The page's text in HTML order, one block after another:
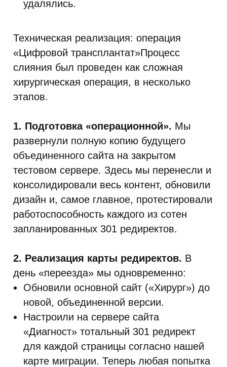
удалялись.
Техническая реализация: операция
«Цифровой трансплантат»Процесс
слияния был проведен как сложная
хирургическая операция, в несколько
этапов.
1. Подготовка «операционной». Мы
развернули полную копию будущего
объединенного сайта на закрытом
тестовом сервере. Здесь мы перенесли и
консолидировали весь контент, обновили
дизайн и, самое главное, протестировали
работоспособность каждого из сотен
запланированных 301 редиректов.
2. Реализация карты редиректов. В
день «переезда» мы одновременно:
Обновили основной сайт («Хирург») до
новой, объединенной версии.
Настроили на сервере сайта
«Диагност» тотальный 301 редирект
для каждой страницы согласно нашей
карте миграции. Теперь любая попытка